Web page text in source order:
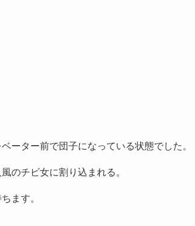
ーター前で団子になっている状態でした。
のチビ女に割り込まれる。
ます。